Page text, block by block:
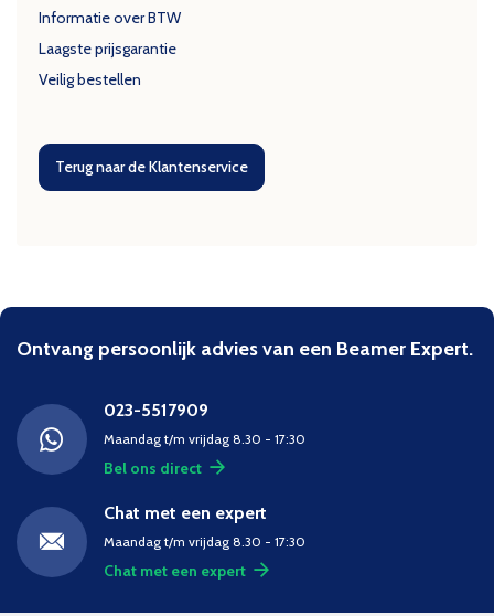
Informatie over BTW
Laagste prijsgarantie
Veilig bestellen
Terug naar de Klantenservice
Ontvang persoonlijk advies van een Beamer Expert.
023-5517909
Maandag t/m vrijdag 8.30 - 17:30
Bel ons direct
Chat met een expert
Maandag t/m vrijdag 8.30 - 17:30
Chat met een expert